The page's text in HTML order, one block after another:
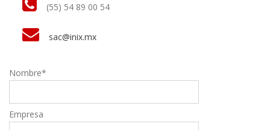
(55) 54 89 00 54
sac@inix.mx
Nombre*
Empresa